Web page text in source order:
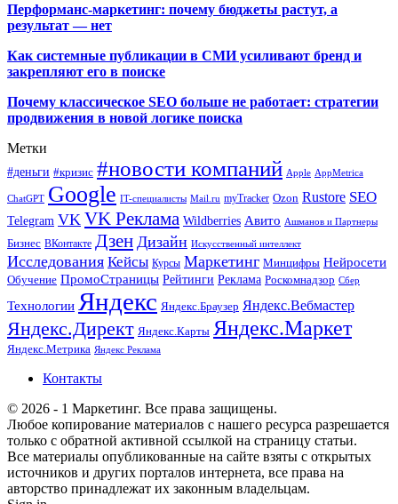
Перформанс-маркетинг: почему бюджеты растут, а
результат — нет
Как системные публикации в СМИ усиливают бренд и
закрепляют его в поиске
Почему классическое SEO больше не работает: стратегии
продвижения в новой логике поиска
Метки
#деньги #кризис #новости компаний Apple AppMetrica
ChatGPT Google IT-специалисты Mail.ru myTracker Ozon Rustore SEO
Telegram VK VK Реклама Wildberries Авито Ашманов и Партнеры
Бизнес ВКонтакте Дзен Дизайн Искусственный интеллект
Исследования Кейсы Курсы Маркетинг Минцифры Нейросети
Обучение ПромоСтраницы Рейтинги Реклама Роскомнадзор Сбер
Технологии Яндекс Яндекс.Браузер Яндекс.Вебмастер
Яндекс.Директ Яндекс.Карты Яндекс.Маркет
Яндекс.Метрика Яндекс Реклама
Контакты
© 2026 - 1 Маркетинг. Все права защищены.
Любое копирование материалов с нашего ресурса разрешается
только с обратной активной ссылкой на страницу статьи.
Все материалы опубликованные на сайте взяты с открытых
источников и других порталов интернета, все права на
авторство принадлежат их законным владельцам.